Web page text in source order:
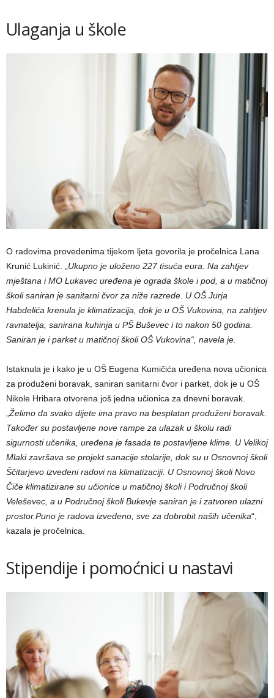
Ulaganja u škole
O radovima provedenima tijekom ljeta govorila je pročelnica Lana
Krunić Lukinić. „ Ukupno je uloženo 227 tisuća eura. Na zahtjev
mještana i MO Lukavec uređena je ograda škole i pod, a u matičnoj
školi saniran je sanitarni čvor za niže razrede. U OŠ Jurja
Habdelića krenula je klimatizacija, dok je u OŠ Vukovina, na zahtjev
ravnatelja, sanirana kuhinja u PŠ Buševec i to nakon 50 godina.
Saniran je i parket u matičnoj školi OŠ Vukovina“, navela je.
Istaknula je i kako je u OŠ Eugena Kumičića uređena nova učionica
za produženi boravak, saniran sanitarni čvor i parket, dok je u OŠ
Nikole Hribara otvorena još jedna učionica za dnevni boravak.
Želimo da svako dijete ima pravo na besplatan produženi boravak.
Također su postavljene nove rampe za ulazak u školu radi
sigurnosti učenika, uređena je fasada te postavljene klime. U Velikoj
Mlaki završava se projekt sanacije stolarije, dok su u Osnovnoj školi
Ščitarjevo izvedeni radovi na klimatizaciji. U Osnovnoj školi Novo
Čiče klimatizirane su učionice u matičnoj školi i Područnoj školi
Veleševec, a u Područnoj školi Bukevje saniran je i zatvoren ulazni
prostor.Puno je radova izvedeno, sve za dobrobit naših učenika“,
kazala je pročelnica.
Stipendije i pomoćnici u nastavi